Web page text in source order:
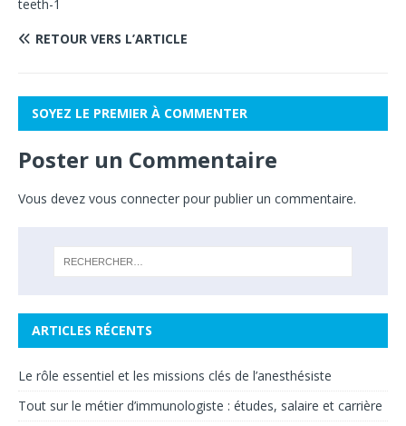
teeth-1
RETOUR VERS L’ARTICLE
SOYEZ LE PREMIER À COMMENTER
Poster un Commentaire
Vous devez vous connecter pour publier un commentaire.
ARTICLES RÉCENTS
Le rôle essentiel et les missions clés de l’anesthésiste
Tout sur le métier d’immunologiste : études, salaire et carrière